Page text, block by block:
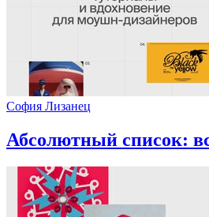
София Лизанец
Абсолютный список: